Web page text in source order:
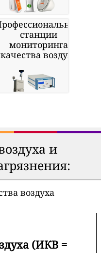
станции
мониторинга
качества воздуха
и
воздуха
(ИКВ =